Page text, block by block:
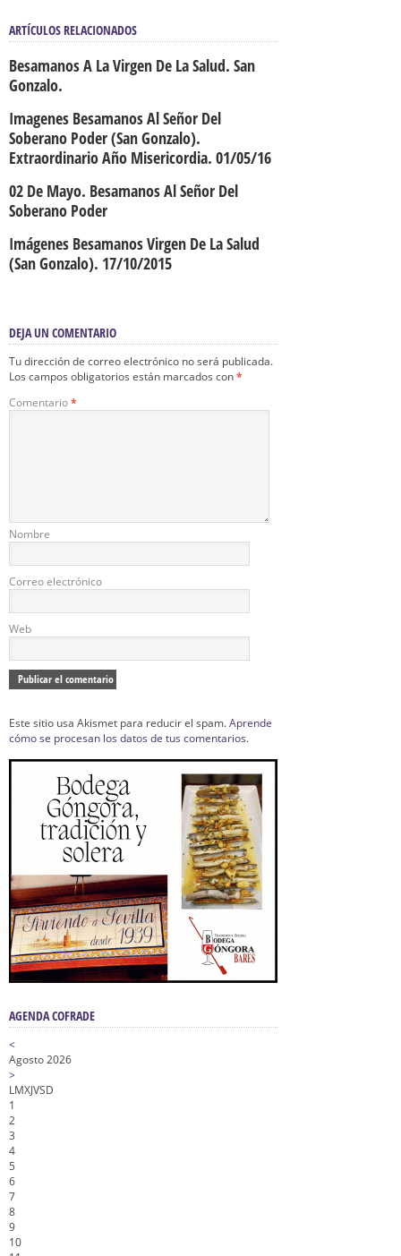
ARTÍCULOS RELACIONADOS
Besamanos A La Virgen De La Salud. San
Gonzalo.
Imagenes Besamanos Al Señor Del
Soberano Poder (San Gonzalo).
Extraordinario Año Misericordia. 01/05/16
02 De Mayo. Besamanos Al Señor Del
Soberano Poder
Imágenes Besamanos Virgen De La Salud
(San Gonzalo). 17/10/2015
DEJA UN COMENTARIO
Tu dirección de correo electrónico no será publicada.
Los campos obligatorios están marcados con*
Comentario*
Nombre
Correo electrónico
Web
Este sitio usa Akismet para reducir el spam.Aprende
cómo se procesan los datos de tus comentarios.
AGENDA COFRADE
<
Agosto 2026
>
LMXJVSD
1
2
3
4
5
6
7
8
9
10